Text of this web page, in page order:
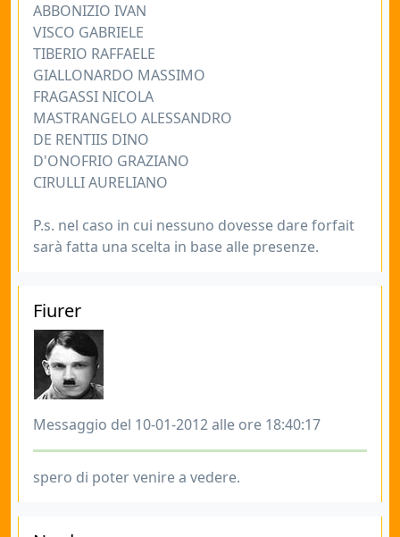
ABBONIZIO IVAN
VISCO GABRIELE
TIBERIO RAFFAELE
GIALLONARDO MASSIMO
FRAGASSI NICOLA
MASTRANGELO ALESSANDRO
DE RENTIIS DINO
D'ONOFRIO GRAZIANO
CIRULLI AURELIANO
P.s. nel caso in cui nessuno dovesse dare forfait
sarà fatta una scelta in base alle presenze.
Fiurer
Messaggio del 10-01-2012 alle ore 18:40:17
spero di poter venire a vedere.